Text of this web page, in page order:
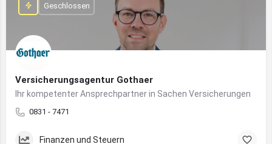
Versicherungsagentur Gothaer
Ihr kompetenter Ansprechpartner in Sachen Versicherungen
0831 - 7471
Geschlossen
Finanzen und Steuern